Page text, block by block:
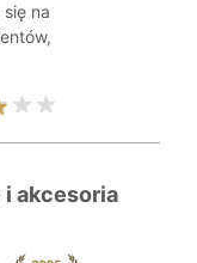
na
akcesoria